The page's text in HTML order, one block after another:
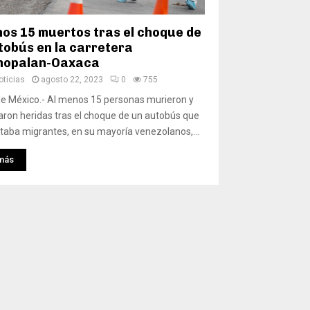
15 muertos tras el choque de
en la carretera
Oaxaca
agosto 22, 2023 0 755
México.- Al menos 15 personas murieron y
heridas tras el choque de un autobús que
migrantes, en su mayoría venezolanos,...